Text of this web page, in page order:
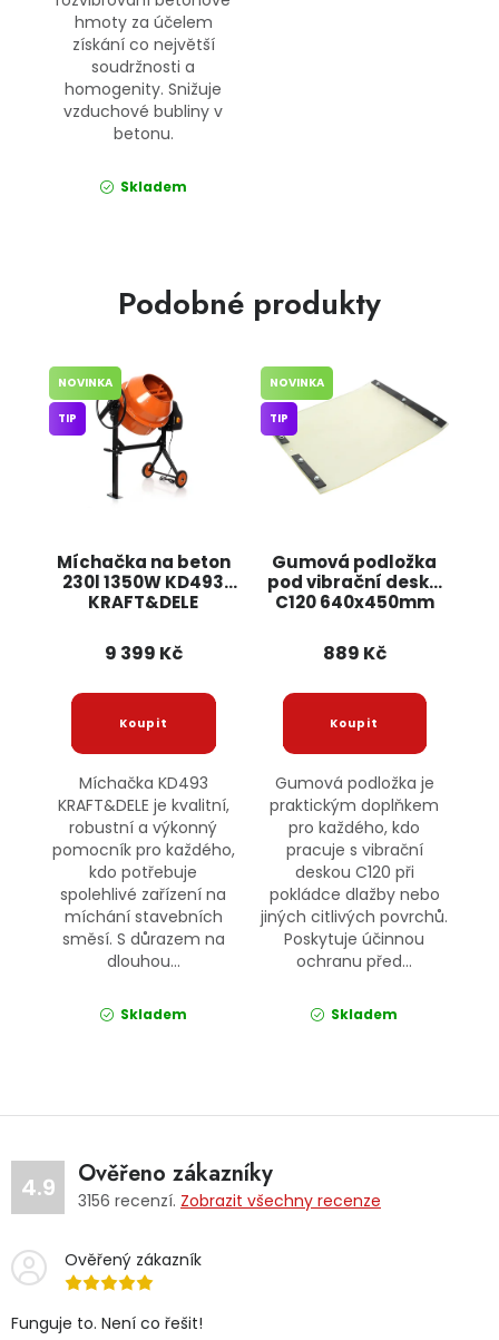
hmoty za účelem
získání co největší
soudržnosti a
homogenity. Snižuje
vzduchové bubliny v
betonu.
Skladem
Podobné produkty
Míchačka na beton
230l 1350W KD493
KRAFT&DELE
NOVINKA
TIP
9 399 Kč
Míchačka KD493
KRAFT&DELE je kvalitní,
robustní a výkonný
pomocník pro každého,
kdo potřebuje
spolehlivé zařízení na
míchání stavebních
směsí. S důrazem na
dlouhou...
Skladem
Gumová podložka
pod vibrační desku
C120 640x450mm
NOVINKA
TIP
889 Kč
Gumová podložka je
praktickým doplňkem
pro každého, kdo
pracuje s vibrační
deskou C120 při
pokládce dlažby nebo
jiných citlivých povrchů.
Poskytuje účinnou
ochranu před...
Skladem
4.9 Ověřeno zákazníky
3156 recenzí. Zobrazit všechny recenze
Ověřený zákazník
Funguje to. Není co řešit!